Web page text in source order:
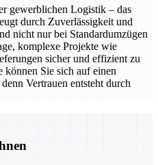
gewerblichen Logistik – das
durch Zuverlässigkeit und
nicht nur bei Standardumzügen
komplexe Projekte wie
sicher und effizient zu
Sie sich auf einen
Vertrauen entsteht durch